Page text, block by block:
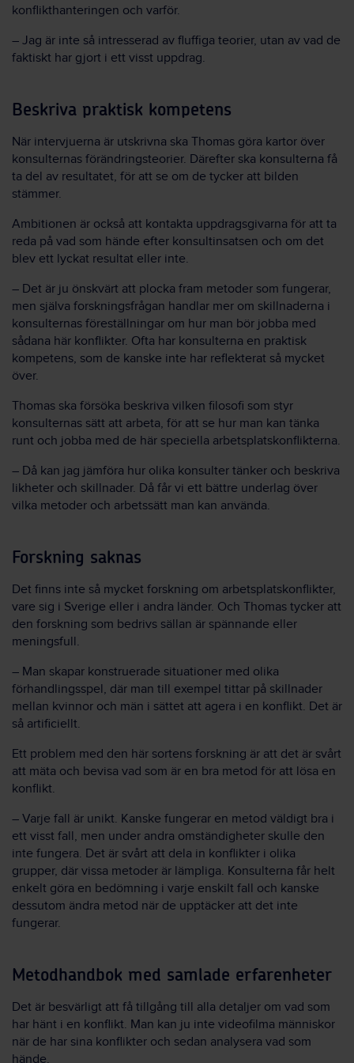
konflikthanteringen och varför.
– Jag är inte så intresserad av fluffiga teorier, utan av vad de
faktiskt har gjort i ett visst uppdrag.
Beskriva praktisk kompetens
När intervjuerna är utskrivna ska Thomas göra kartor över
konsulternas förändringsteorier. Därefter ska konsulterna få
ta del av resultatet, för att se om de tycker att bilden
stämmer.
Ambitionen är också att kontakta uppdragsgivarna för att ta
reda på vad som hände efter konsultinsatsen och om det
blev ett lyckat resultat eller inte.
– Det är ju önskvärt att plocka fram metoder som fungerar,
men själva forskningsfrågan handlar mer om skillnaderna i
konsulternas föreställningar om hur man bör jobba med
sådana här konflikter. Ofta har konsulterna en praktisk
kompetens, som de kanske inte har reflekterat så mycket
över.
Thomas ska försöka beskriva vilken filosofi som styr
konsulternas sätt att arbeta, för att se hur man kan tänka
runt och jobba med de här speciella arbetsplatskonflikterna.
– Då kan jag jämföra hur olika konsulter tänker och beskriva
likheter och skillnader. Då får vi ett bättre underlag över
vilka metoder och arbetssätt man kan använda.
Forskning saknas
Det finns inte så mycket forskning om arbetsplatskonflikter,
vare sig i Sverige eller i andra länder. Och Thomas tycker att
den forskning som bedrivs sällan är spännande eller
meningsfull.
– Man skapar konstruerade situationer med olika
förhandlingsspel, där man till exempel tittar på skillnader
mellan kvinnor och män i sättet att agera i en konflikt. Det är
så artificiellt.
Ett problem med den här sortens forskning är att det är svårt
att mäta och bevisa vad som är en bra metod för att lösa en
konflikt.
– Varje fall är unikt. Kanske fungerar en metod väldigt bra i
ett visst fall, men under andra omständigheter skulle den
inte fungera. Det är svårt att dela in konflikter i olika
grupper, där vissa metoder är lämpliga. Konsulterna får helt
enkelt göra en bedömning i varje enskilt fall och kanske
dessutom ändra metod när de upptäcker att det inte
fungerar.
Metodhandbok med samlade erfarenheter
Det är besvärligt att få tillgång till alla detaljer om vad som
har hänt i en konflikt. Man kan ju inte videofilma människor
när de har sina konflikter och sedan analysera vad som
hände.